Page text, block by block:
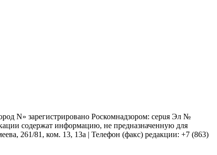
N» зарегистрировано Роскомнадзором: серuя Эл №
содержат информацию, не предназначенную для
261/81, ком. 13, 13а | Телефон (факс) редакции: +7 (863)